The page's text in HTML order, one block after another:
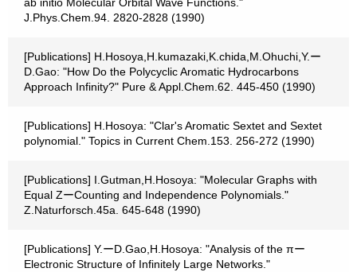
J.Phys.Chem.94. 2820-2828 (1990)
[Publications] H.Hosoya,H.kumazaki,K.chida,M.Ohuchi,Y.ー
D.Gao: "How Do the Polycyclic Aromatic Hydrocarbons
Approach Infinity?" Pure & Appl.Chem.62. 445-450 (1990)
[Publications] H.Hosoya: "Clar's Aromatic Sextet and Sextet
polynomial." Topics in Current Chem.153. 256-272 (1990)
[Publications] I.Gutman,H.Hosoya: "Molecular Graphs with
Equal ZーCounting and Independence Polynomials."
Z.Naturforsch.45a. 645-648 (1990)
[Publications] Y.ーD.Gao,H.Hosoya: "Analysis of the πー
Electronic Structure of Infinitely Large Networks."